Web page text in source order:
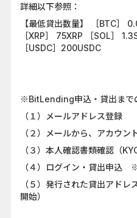
詳細以下参照：
【最低貸出数量】 ［BTC］
［XRP］ 75XRP ［SOL］
［USDC］200USDC
※BitLending申込・貸出まで
（１）メールアドレス登録
（２）メールから、アカウン
（３）本人確認書類確認（
（４）ログイン・貸出申込
（５）発行された貸出アド
開始）